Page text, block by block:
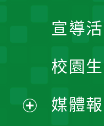
宣導
校園
媒體